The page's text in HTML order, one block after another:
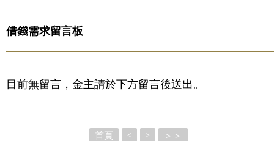
借錢需求留言板
目前無留言，金主請於下方留言後送出。
首頁 < > ＞＞